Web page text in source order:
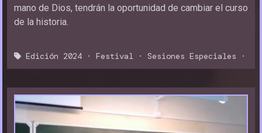
mano de Dios, tendrán la oportunidad de cambiar el curso
de la historia.
Edición 2024 · Festival · Sesiones Especiales ·